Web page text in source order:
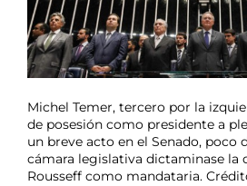
Michel Temer, tercero por la
de posesión como presidente a
un breve acto en el Senado, poco
cámara legislativa dictaminase la
Rousseff como mandataria.